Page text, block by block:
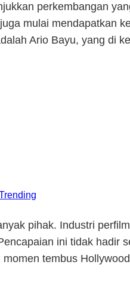
perkembangan
mulai mendapatkan
Ario Bayu, yang di
pihak. Industri
ini tidak hadir
tembus